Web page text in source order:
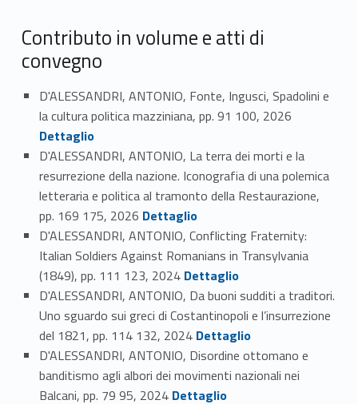
Contributo in volume e atti di
convegno
D'ALESSANDRI, ANTONIO, Fonte, Ingusci, Spadolini e
la cultura politica mazziniana, pp. 91 100, 2026
Dettaglio
D'ALESSANDRI, ANTONIO, La terra dei morti e la
resurrezione della nazione. Iconografia di una polemica
letteraria e politica al tramonto della Restaurazione,
pp. 169 175, 2026 Link identifier #identifier_person_167953-47
Dettaglio
D'ALESSANDRI, ANTONIO, Conflicting Fraternity:
Italian Soldiers Against Romanians in Transylvania
(1849), pp. 111 123, 2024 Link identifier #identifier_person_146276-48
Dettaglio
D'ALESSANDRI, ANTONIO, Da buoni sudditi a traditori.
Uno sguardo sui greci di Costantinopoli e l’insurrezione
del 1821, pp. 114 132, 2024 Link identifier #identifier_person_162711-49
Dettaglio
D'ALESSANDRI, ANTONIO, Disordine ottomano e
banditismo agli albori dei movimenti nazionali nei
Balcani, pp. 79 95, 2024 Link identifier #identifier_person_116272-50
Dettaglio